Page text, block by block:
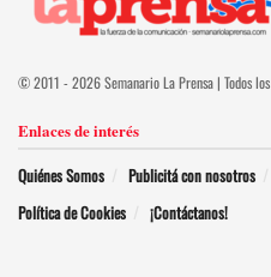
© 2011 - 2026 Semanario La Prensa | Todos los
Enlaces de interés
Quiénes Somos Publicitá con nosotros
Política de Cookies
¡Contáctanos!